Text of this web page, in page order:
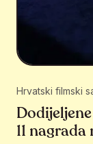
Hrvatski filmski
11